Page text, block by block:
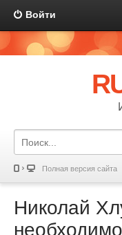
Войти
Полная версия сайта
Николай